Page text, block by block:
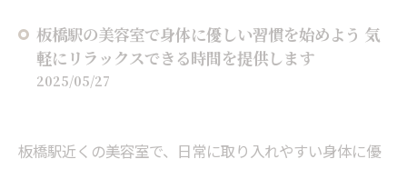
板橋駅の美容室で身体に優しい習慣を始めよう 気
軽にリラックスできる時間を提供します
2025/05/27
板橋駅近くの美容室で、日常に取り入れやすい身体に優